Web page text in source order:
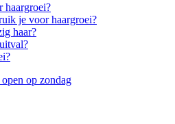
haargroei?
je voor haargroei?
haar?
op zondag